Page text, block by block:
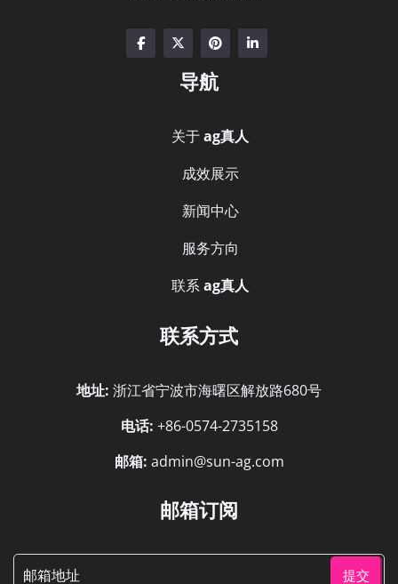
导航
关于ag真人
成效展示
新闻中心
服务方向
联系ag真人
联系方式
地址: 浙江省宁波市海曙区解放路680号
电话: +86-0574-2735158
邮箱: admin@sun-ag.com
邮箱订阅
提交